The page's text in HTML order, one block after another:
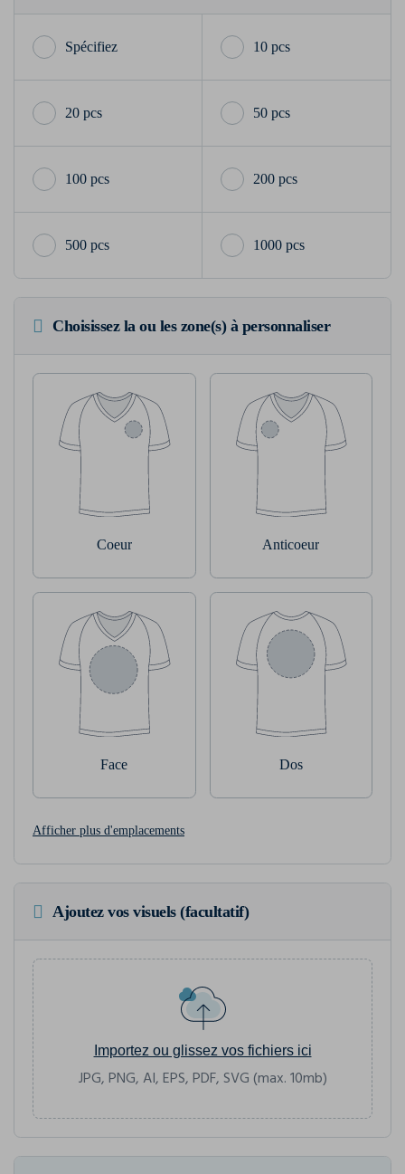
10 pcs
20 pcs 50 pcs
100 pcs 200 pcs
500 pcs 1000 pcs
Choisissez la ou les zone(s) à personnaliser
Coeur Anticoeur
Face Dos
Afficher plus d'emplacements
Ajoutez vos visuels (facultatif)
Importez ou glissez vos fichiers ici
JPG, PNG, AI, EPS, PDF, SVG (max. 10mb)